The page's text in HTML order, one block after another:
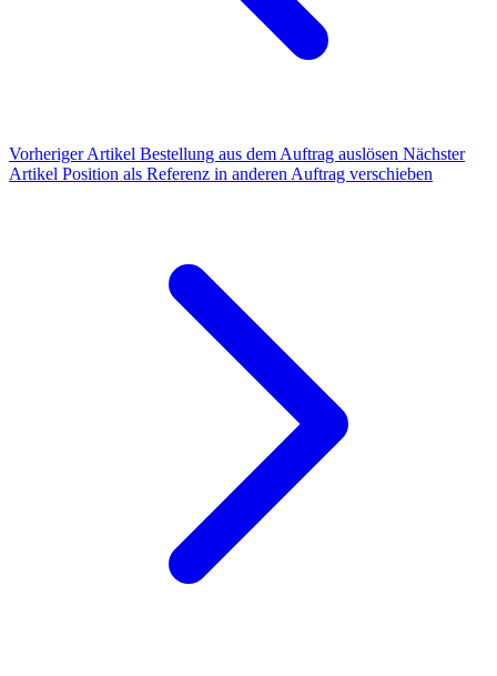
Vorheriger Artikel Bestellung aus dem Auftrag auslösen Nächster
Artikel Position als Referenz in anderen Auftrag verschieben